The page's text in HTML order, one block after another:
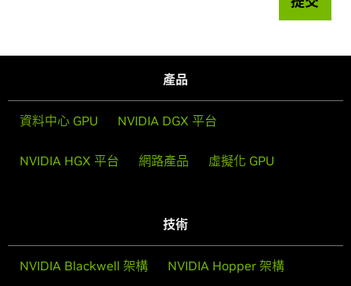
產品
資料中心 GPU NVIDIA DGX 平台
NVIDIA HGX 平台 網路產品 虛擬化 GPU
技術
NVIDIA Blackwell 架構 NVIDIA Hopper 架構